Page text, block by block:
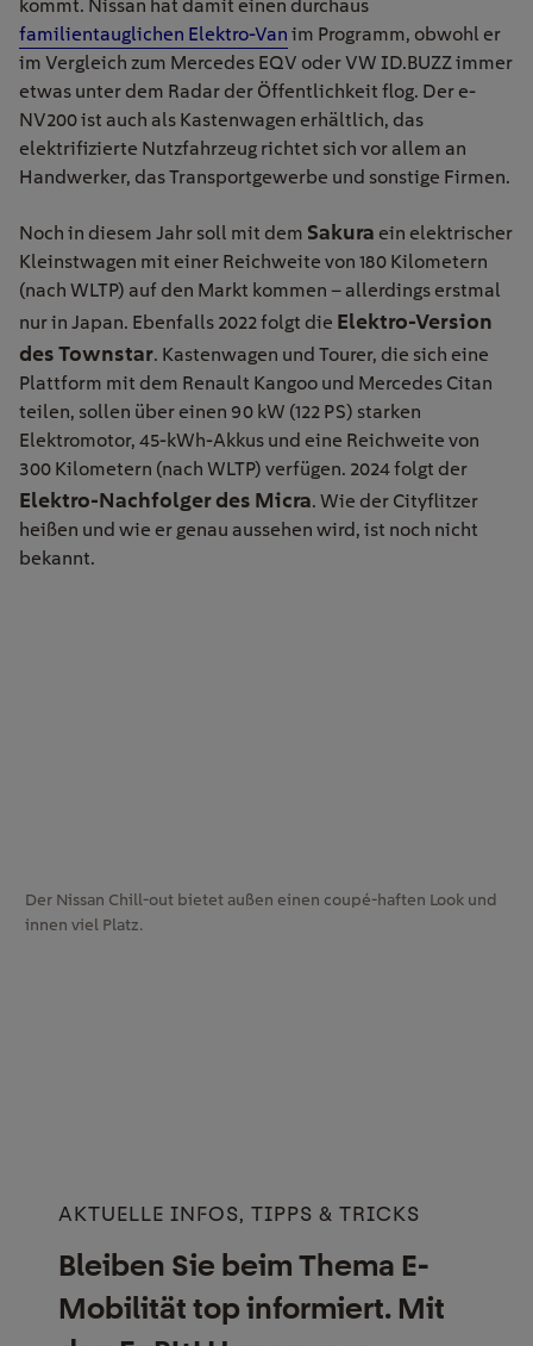
kommt. Nissan hat damit einen durchaus
familientauglichen Elektro-Van im Programm, obwohl er
im Vergleich zum Mercedes EQV oder VW ID.BUZZ immer
etwas unter dem Radar der Öffentlichkeit flog. Der e-
NV200 ist auch als Kastenwagen erhältlich, das
elektrifizierte Nutzfahrzeug richtet sich vor allem an
Handwerker, das Transportgewerbe und sonstige Firmen.
Noch in diesem Jahr soll mit dem Sakura ein elektrischer
Kleinstwagen mit einer Reichweite von 180 Kilometern
(nach WLTP) auf den Markt kommen – allerdings erstmal
nur in Japan. Ebenfalls 2022 folgt die Elektro-Version
des Townstar. Kastenwagen und Tourer, die sich eine
Plattform mit dem Renault Kangoo und Mercedes Citan
teilen, sollen über einen 90 kW (122 PS) starken
Elektromotor, 45-kWh-Akkus und eine Reichweite von
300 Kilometern (nach WLTP) verfügen. 2024 folgt der
Elektro-Nachfolger des Micra. Wie der Cityflitzer
heißen und wie er genau aussehen wird, ist noch nicht
bekannt.
Der Nissan Chill-out bietet außen einen coupé-haften Look und
innen viel Platz.
AKTUELLE INFOS, TIPPS & TRICKS
Bleiben Sie beim Thema E-
Mobilität top informiert. Mit